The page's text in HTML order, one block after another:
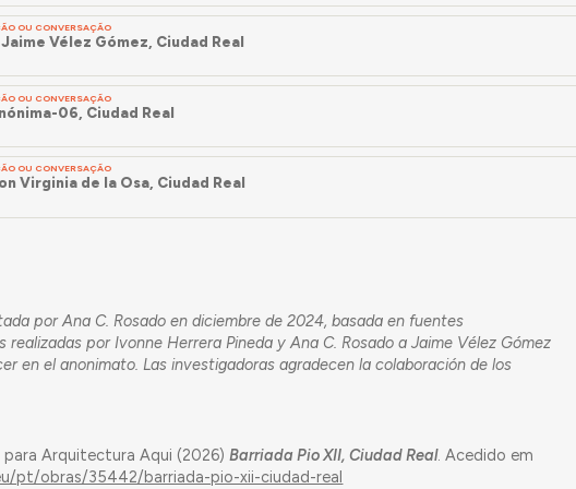
OU CONVERSAÇÃO
Vélez Gómez, Ciudad Real
OU CONVERSAÇÃO
06, Ciudad Real
OU CONVERSAÇÃO
Virginia de la Osa, Ciudad Real
por Ana C. Rosado en diciembre de 2024, basada en fuentes
por Ivonne Herrera Pineda y Ana C. Rosado a Jaime Vélez Gómez
en el anonimato. Las investigadoras agradecen la colaboración de los
para Arquitectura Aqui (2026)Barriada Pio XII, Ciudad Real. Acedido em
pt/obras/35442/barriada-pio-xii-ciudad-real